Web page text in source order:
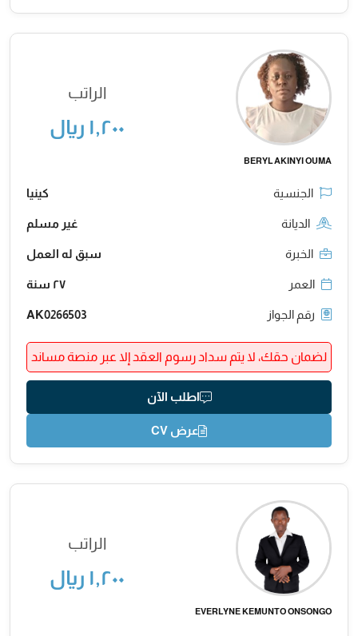
BERYL AKINYI OUMA
الراتب
١,٢٠٠ ريال
الجنسية كينيا
الديانة غير مسلم
الخبرة سبق له العمل
العمر ٢٧ سنة
رقم الجواز AK0266503
لضمان حقك، لا يتم سداد رسوم العقد إلا عبر منصة مساند
اطلب الآن
عرض CV
EVERLYNE KEMUNTO ONSONGO
الراتب
١,٢٠٠ ريال